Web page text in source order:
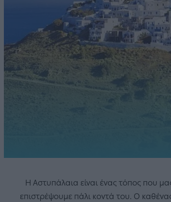
Η Αστυπάλαια είναι ένας τόπος που
επιστρέψουμε πάλι κοντά του. Ο